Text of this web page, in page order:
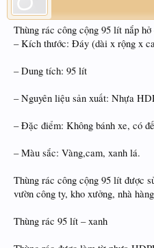
Thùng rác công cộng 95 lít nắp hở
– Kích thước: Đáy (dài x rộng x
– Dung tích: 95 lít
– Nguyên liệu sản xuất: Nhựa
– Đặc điểm: Không bánh xe, có
– Màu sắc: Vàng,cam, xanh lá.
Thùng rác công cộng 95 lít được
vườn công ty, kho xưởng, nhà
Thùng rác 95 lít – xanh